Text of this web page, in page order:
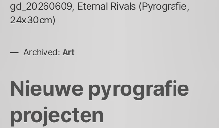
gd_20260609, Eternal Rivals (Pyrografie,
24x30cm)
Archived: Art
Nieuwe pyrografie
projecten